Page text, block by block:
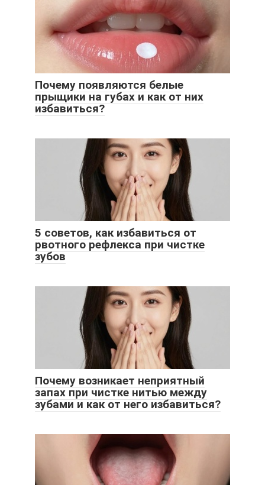
Почему появляются белые
прыщики на губах и как от них
избавиться?
5 советов, как избавиться от
рвотного рефлекса при чистке
зубов
Почему возникает неприятный
запах при чистке нитью между
зубами и как от него избавиться?